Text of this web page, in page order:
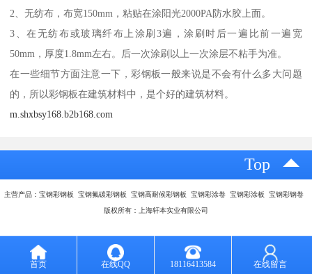
2、无纺布，布宽150mm，粘贴在涂阳光2000PA防水胶上面。
3、在无纺布或玻璃纤布上涂刷3遍，涂刷时后一遍比前一遍宽
50mm，厚度1.8mm左右。后一次涂刷以上一次涂层不粘手为准。
在一些细节方面注意一下，彩钢板一般来说是不会有什么多大问题
的，所以彩钢板在建筑材料中，是个好的建筑材料。
m.shxbsy168.b2b168.com
Top
主营产品：宝钢彩钢板 宝钢氟碳彩钢板 宝钢高耐候彩钢板 宝钢彩涂卷 宝钢彩涂板 宝钢彩钢卷
版权所有：上海轩本实业有限公司
首页 在线QQ 18116413584 在线留言